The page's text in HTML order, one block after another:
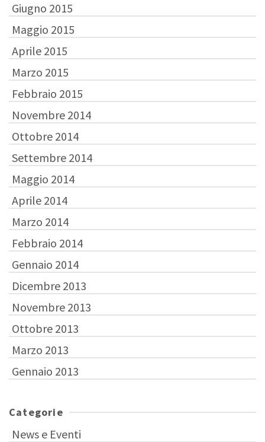
Giugno 2015
Maggio 2015
Aprile 2015
Marzo 2015
Febbraio 2015
Novembre 2014
Ottobre 2014
Settembre 2014
Maggio 2014
Aprile 2014
Marzo 2014
Febbraio 2014
Gennaio 2014
Dicembre 2013
Novembre 2013
Ottobre 2013
Marzo 2013
Gennaio 2013
Categorie
News e Eventi